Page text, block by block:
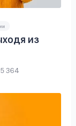
из
364